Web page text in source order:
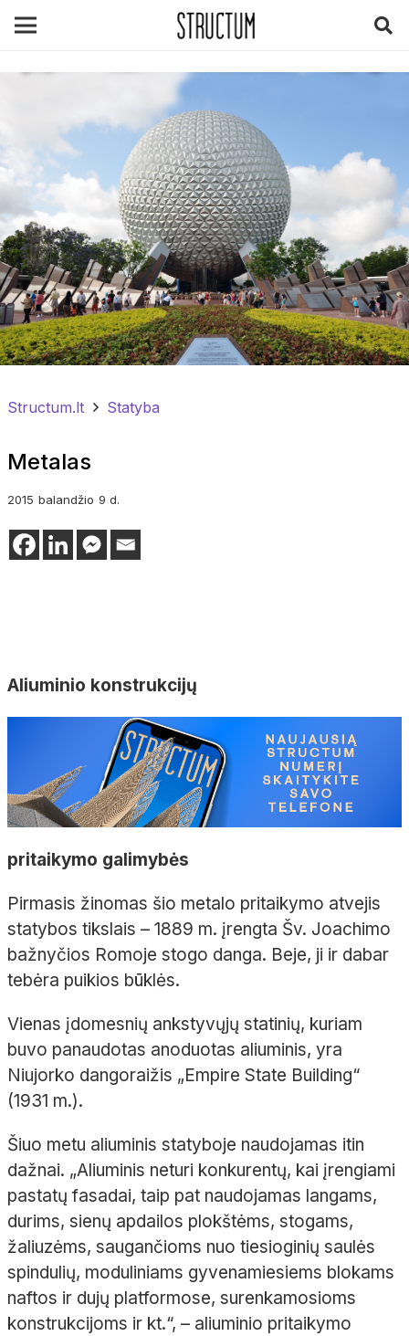
Structum.lt Statyba
Metalas
2015 balandžio 9 d.
Aliuminio konstrukcijų
pritaikymo galimybės
Pirmasis žinomas šio metalo pritaikymo atvejis
statybos tikslais – 1889 m. įrengta Šv. Joachimo
bažnyčios Romoje stogo danga. Beje, ji ir dabar
tebėra puikios būklės.
Vienas įdomesnių ankstyvųjų statinių, kuriam
buvo panaudotas anoduotas aliuminis, yra
Niujorko dangoraižis „Empire State Building“
(1931 m.).
Šiuo metu aliuminis statyboje naudojamas itin
dažnai. „Aliuminis neturi konkurentų, kai įrengiami
pastatų fasadai, taip pat naudojamas langams,
durims, sienų apdailos plokštėms, stogams,
žaliuzėms, saugančioms nuo tiesioginių saulės
spindulių, moduliniams gyvenamiesiems blokams
naftos ir dujų platformose, surenkamosioms
konstrukcijoms ir kt.“, – aliuminio pritaikymo